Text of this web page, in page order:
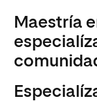
Maestría